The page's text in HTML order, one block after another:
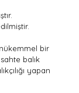
bir
balık
yapan